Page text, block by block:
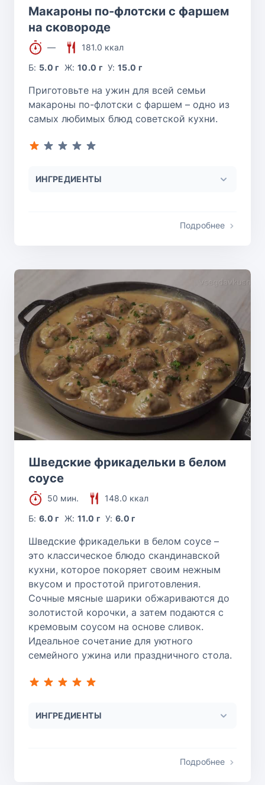
Макароны по-флотски с фаршем
на сковороде
—
181.0 ккал
Б: 5.0 г Ж: 10.0 г У:15.0 г
Приготовьте на ужин для всей семьи
макароны по-флотски с фаршем – одно из
самых любимых блюд советской кухни.
ИНГРЕДИЕНТЫ
Подробнее
Шведские фрикадельки в белом
соусе
50 мин.
148.0 ккал
Б:6.0 г Ж: 11.0 г У:6.0 г
Шведские фрикадельки в белом соусе –
это классическое блюдо скандинавской
кухни, которое покоряет своим нежным
вкусом и простотой приготовления.
Сочные мясные шарики обжариваются до
золотистой корочки, а затем подаются с
кремовым соусом на основе сливок.
Идеальное сочетание для уютного
семейного ужина или праздничного стола.
ИНГРЕДИЕНТЫ
Подробнее